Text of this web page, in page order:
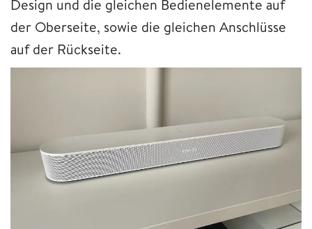
Design und die gleichen Bedienelemente auf
der Oberseite, sowie die gleichen Anschlüsse
auf der Rückseite.